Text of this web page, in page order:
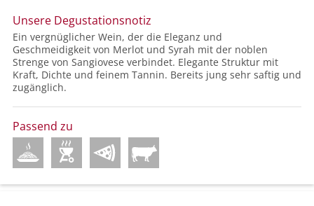
Unsere Degustationsnotiz
Ein vergnüglicher Wein, der die Eleganz und
Geschmeidigkeit von Merlot und Syrah mit der noblen
Strenge von Sangiovese verbindet. Elegante Struktur mit
Kraft, Dichte und feinem Tannin. Bereits jung sehr saftig und
zugänglich.
Passend zu